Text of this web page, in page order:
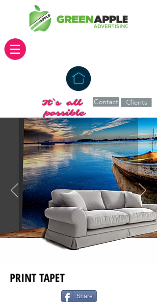
It`s all
possible
Contact Clients
PRINT TAPET
Share